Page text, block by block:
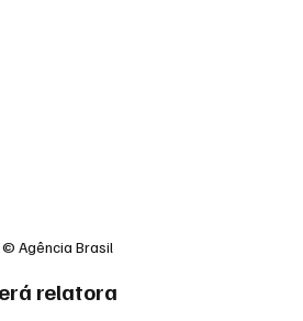
© Agência Brasil
relatora